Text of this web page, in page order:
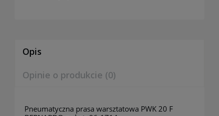
Opis
Opinie o produkcie (0)
Pneumatyczna prasa warsztatowa PWK 20 F